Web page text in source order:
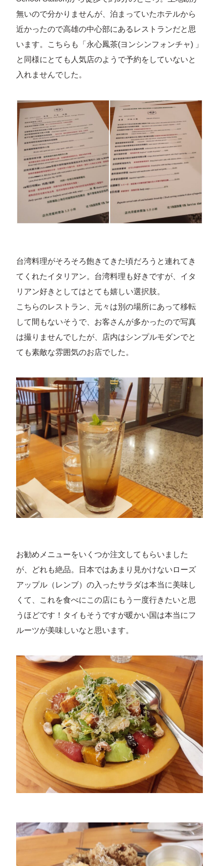
無いので分かりませんが、泊まっていたホテルから
近かったので高雄の中心部にあるレストランだと思
います。こちらも「永心鳳茶(ヨンシンフォンチャ) 」
と同様にとても人気店のようで予約をしていないと
入れませんでした。
台湾料理がそろそろ飽きてきた頃だろうと連れてき
てくれたイタリアン。台湾料理も好きですが、イタ
リアン好きとしてはとても嬉しい選択肢。
こちらのレストラン、元々は別の場所にあって移転
して間もないそうで、お客さんが多かったので写真
は撮りませんでしたが、店内はシンプルモダンでと
ても素敵な雰囲気のお店でした。
お勧めメニューをいくつか注文してもらいました
が、どれも絶品。日本ではあまり見かけないローズ
アップル（レンブ）の入ったサラダは本当に美味し
くて、これを食べにこの店にもう一度行きたいと思
うほどです！タイもそうですが暖かい国は本当にフ
ルーツが美味しいなと思います。